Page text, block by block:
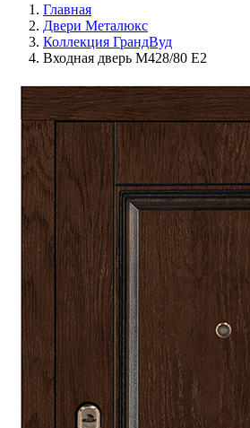
Главная
Двери Металюкс
Коллекция ГрандВуд
Входная дверь М428/80 Е2